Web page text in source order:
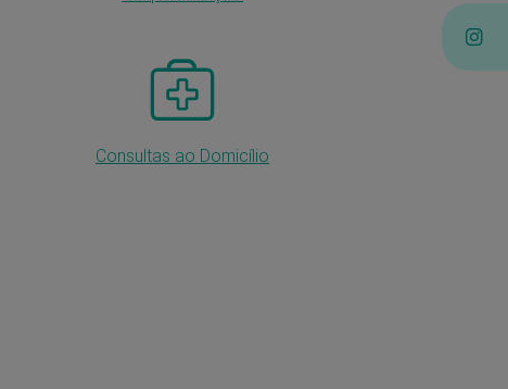
Consultas ao Domicílio